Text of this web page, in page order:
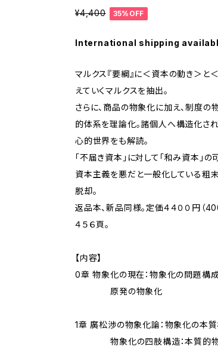
¥4,400 35%OFF
International shipping
マルクス『要綱』に＜資本の動き＞と
えていくマルクスを抽出。
さらに、商品の物象化に加え、制度の
的体系を理論化。諸個人へ構造化さ
心的世界をも解読。
「不届き資本」に対して「和み資本」の
資本主義を悪だと一般化している粗
脱却。
返品本、新品同様。定価４４００円（
４５６頁。
【内容】
0章 物象化の現在：物象化の問題構
原発の物象化
1章 廣松渉の物象化論：物象化の本
物象化の四肢構造：本質的物